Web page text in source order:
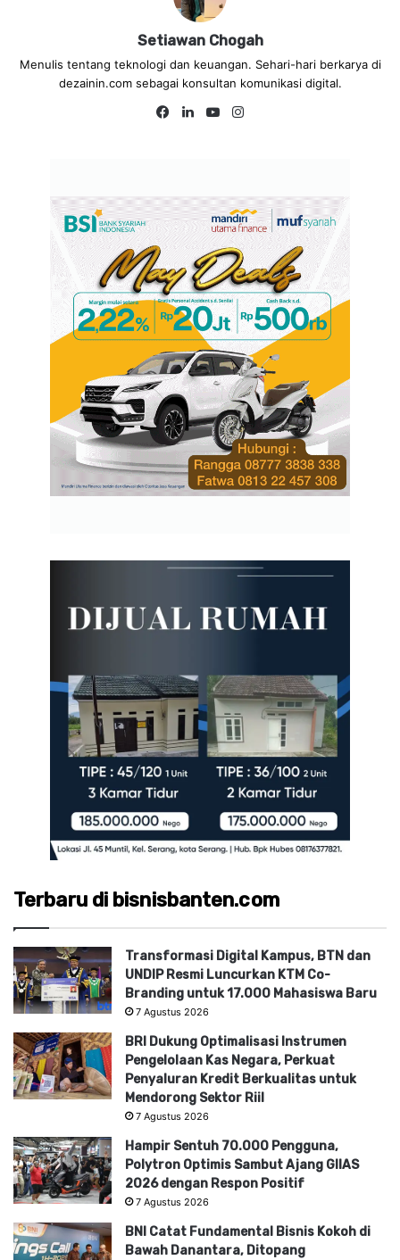
Setiawan Chogah
Menulis tentang teknologi dan keuangan. Sehari-hari berkarya di
dezainin.com sebagai konsultan komunikasi digital.
Fa
Lin
Yo
Terbaru di bisnisbanten.com
Transformasi Digital Kampus, BTN dan
UNDIP Resmi Luncurkan KTM Co-
Branding untuk 17.000 Mahasiswa Baru
7 Agustus 2026
BRI Dukung Optimalisasi Instrumen
Pengelolaan Kas Negara, Perkuat
Penyaluran Kredit Berkualitas untuk
Mendorong Sektor Riil
7 Agustus 2026
Hampir Sentuh 70.000 Pengguna,
Polytron Optimis Sambut Ajang GIIAS
2026 dengan Respon Positif
7 Agustus 2026
BNI Catat Fundamental Bisnis Kokoh di
Bawah Danantara, Ditopang